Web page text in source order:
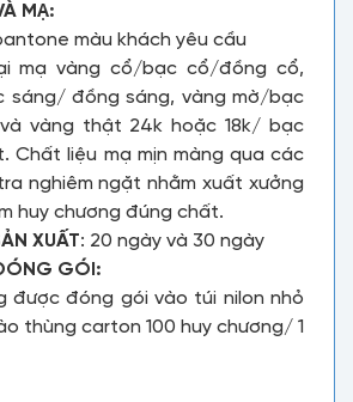
MẠ:
màu khách yêu cầu
mạ vàng cổ/bạc cổ/đồng cổ,
sáng/ đồng sáng, vàng mờ/bạc
vàng thật 24k hoặc 18k/ bạc
Chất liệu mạ mịn màng qua các
nghiêm ngặt nhằm xuất xưởng
huy chương đúng chất.
XUẤT: 20 ngày và 30 ngày
GÓI:
được đóng gói vào túi nilon nhỏ
thùng carton 100 huy chương/ 1